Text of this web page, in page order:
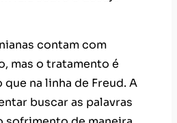
contam com
mas o tratamento é
na linha de Freud. A
buscar as palavras